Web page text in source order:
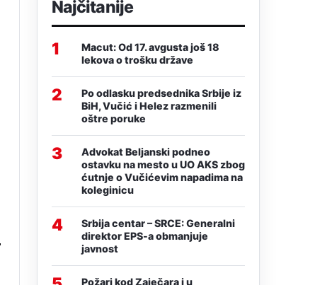
Najčitanije
1
Macut: Od 17. avgusta još 18
lekova o trošku države
2
Po odlasku predsednika Srbije iz
BiH, Vučić i Helez razmenili
oštre poruke
3
Advokat Beljanski podneo
ostavku na mesto u UO AKS zbog
ćutnje o Vučićevim napadima na
koleginicu
4
Srbija centar – SRCE: Generalni
direktor EPS-a obmanjuje
javnost
Požari kod Zaječara i u